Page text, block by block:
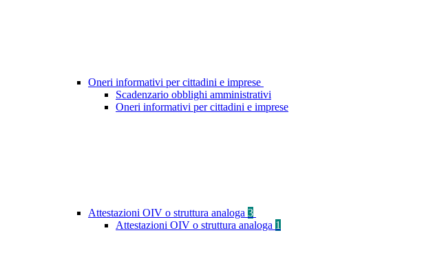
Oneri informativi per cittadini e imprese
Scadenzario obblighi amministrativi
Oneri informativi per cittadini e imprese
Attestazioni OIV o struttura analoga 3
Attestazioni OIV o struttura analoga 1